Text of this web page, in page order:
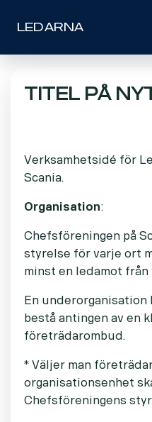
LEDARNA
TITEL PÅ
Verksamhetsidé för
Scania.
Organisation:
Chefsföreningen på
styrelse för varje ort
minst en ledamot
En
bestå antingen av en
företrädarombud.
* Väljer man
organisationsenhet
Chefsföreningens